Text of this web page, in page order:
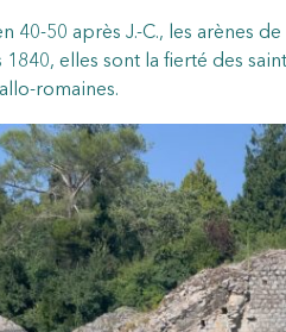
50 après J.-C., les arènes
elles sont la fierté des
romaines.